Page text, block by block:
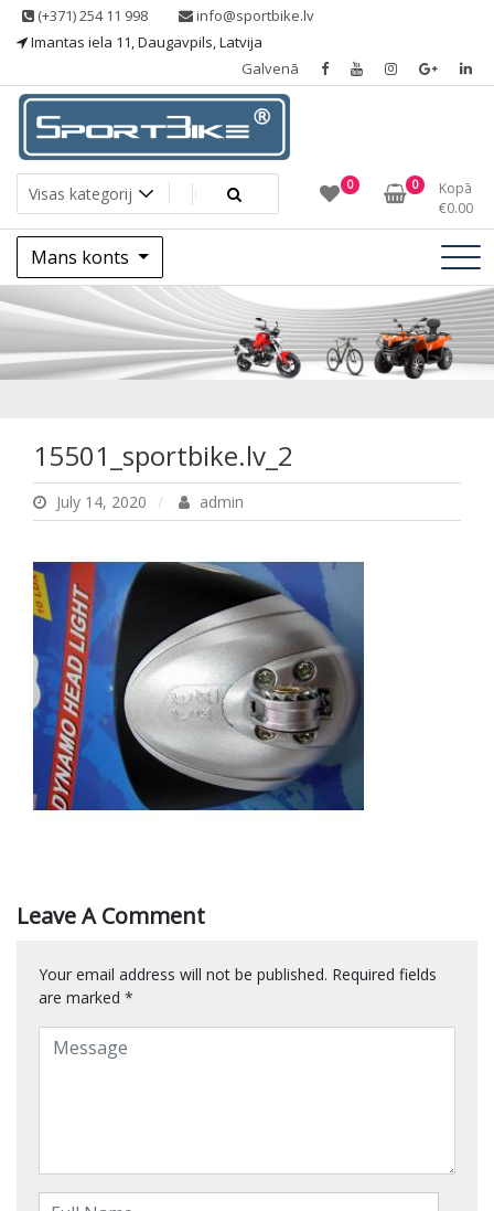
Skip (+371) 254 11 998
info@sportbike.lv
Imantas iela 11, Daugavpils, Latvija
Galvenā
Sportbike
Sporting goods 0 0
Kopā
€0.00
Mans konts
15501_sportbike.lv_2
July 14, 2020 admin
Leave A Comment
Your email address will not be published. Required fields
are marked *